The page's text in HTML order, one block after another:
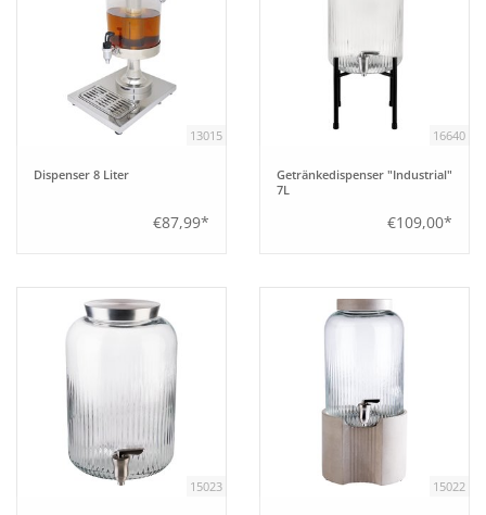
Aufsteller
Einrichtung
Küchentechnik
13015
Dispenser 8 Liter
€87,99*
16640
Getränkedispenser "Industrial"
7L
€109,00*
15023 15022